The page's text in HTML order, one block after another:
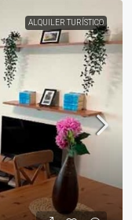
ALQUILER TURÍSTICO